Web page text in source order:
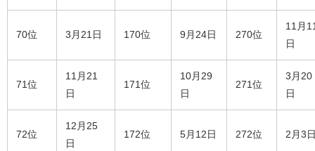
70位 3月21日 170位 9月24日 270位
11月
日
71位
11月21
日
171位
10月29
日
271位
3月20
日
72位
12月25
日
172位 5月12日 272位 2月3